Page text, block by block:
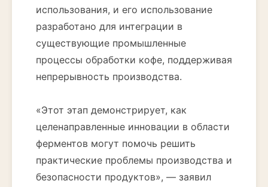
использования, и его использование
разработано для интеграции в
существующие промышленные
процессы обработки кофе, поддерживая
непрерывность производства.
«Этот этап демонстрирует, как
целенаправленные инновации в области
ферментов могут помочь решить
практические проблемы производства и
безопасности продуктов», — заявил